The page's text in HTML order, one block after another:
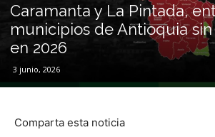
Caramanta y La Pintada,
municipios de Antioquia
en 2026
3 junio, 2026
Comparta esta noticia